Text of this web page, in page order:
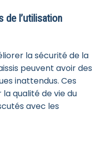
de l’utilisation
la sécurité de la
peuvent avoir des
inattendus. Ces
qualité de vie du
avec les